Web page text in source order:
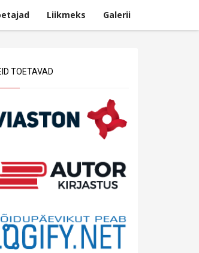
Liikmeks Galerii
TOETAVAD